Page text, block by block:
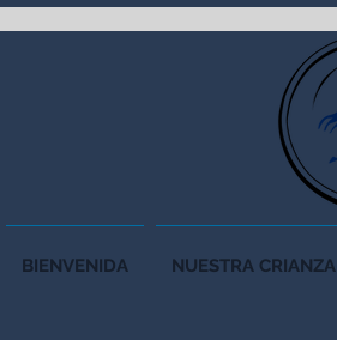
BIENVENIDA NUESTRA CRIANZA